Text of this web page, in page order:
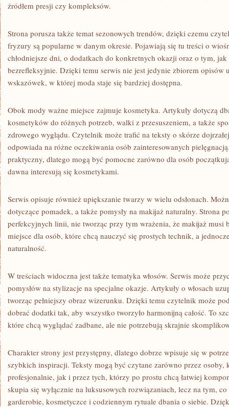
źródłem presji czy kompleksów.
Strona porusza także temat sezonowych trendów, dzięki czemu
fryzury są popularne w danym okresie. Pojawiają się tu treści o
chłodniejsze dni, o dodatkach do konkretnych okazji oraz o tym,
bezrefleksyjnie. Dzięki temu serwis nie jest jedynie zbiorem opisów
wskazówek, w której moda staje się bardziej dostępna.
Obok mody ważne miejsce zajmuje kosmetyka. Artykuły dotyczą
kosmetyków do różnych potrzeb, walki z przesuszeniem, a także
zdrowego wyglądu. Czytelnik może trafić na teksty o skórze
odpowiada na różne oczekiwania osób zainteresowanych
praktyczny, dlatego mogą być pomocne zarówno dla osób
dawna interesują się kosmetykami.
Serwis opisuje również upiększanie twarzy w wielu odsłonach.
dotyczące pomadek, a także pomysły na makijaż naturalny. Strona
perfekcyjnych linii, nie tworząc przy tym wrażenia, że makijaż musi
miejsce dla osób, które chcą nauczyć się prostych technik, a
naturalność.
W treściach widoczna jest także tematyka włosów. Serwis może
pomysłów na stylizacje na specjalne okazje. Artykuły o włosach
tworząc pełniejszy obraz wizerunku. Dzięki temu czytelnik może
dobrać dodatki tak, aby wszystko tworzyło harmonijną całość. To
które chcą wyglądać zadbane, ale nie potrzebują skrajnie
Charakter strony jest przystępny, dlatego dobrze wpisuje się w
szybkich inspiracji. Teksty mogą być czytane zarówno przez osoby,
profesjonalnie, jak i przez tych, którzy po prostu chcą łatwiej
skupia się wyłącznie na luksusowych rozwiązaniach, lecz na tym,
garderobie, kosmetyczce i codziennym rytuale dbania o siebie.